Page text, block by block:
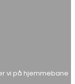
vi på hjemmebane